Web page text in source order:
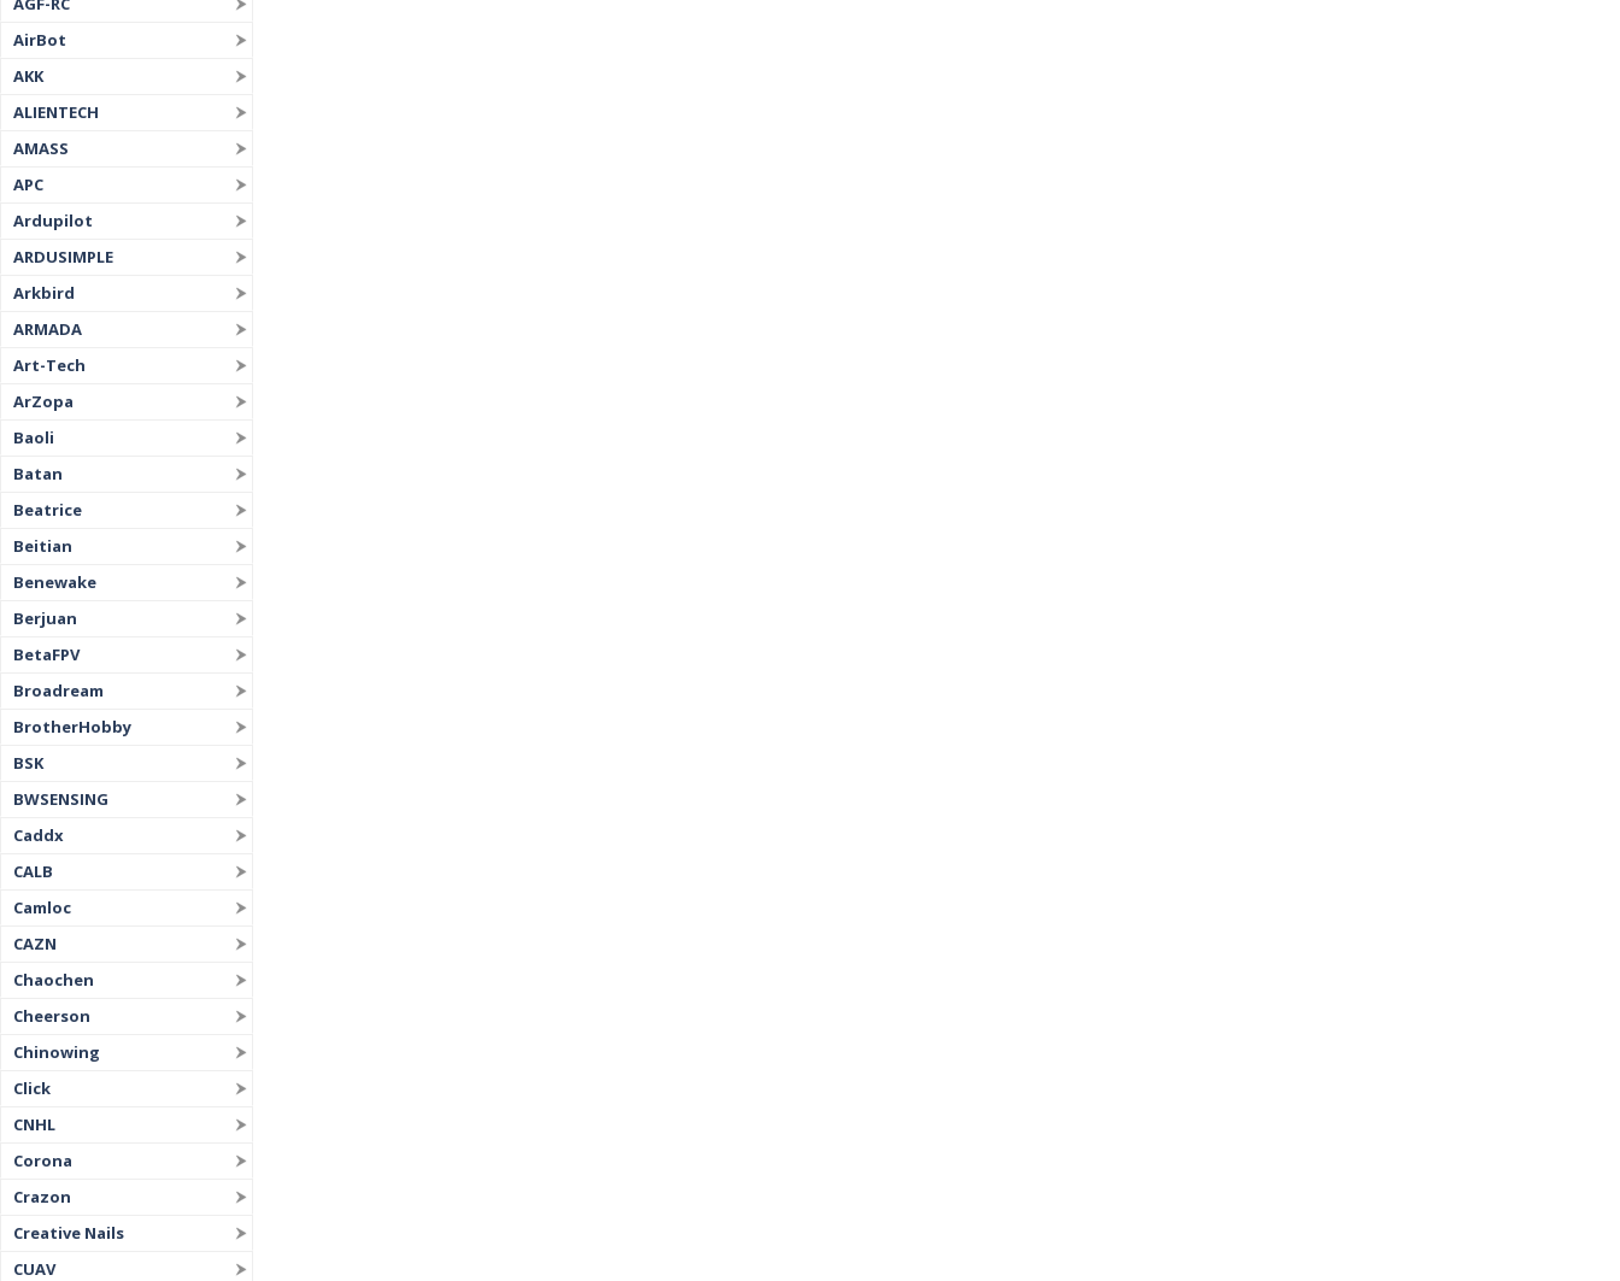
AirBot
AKK
ALIENTECH
AMASS
APC
Ardupilot
ARDUSIMPLE
Arkbird
ARMADA
Art-Tech
ArZopa
Baoli
Batan
Beatrice
Beitian
Benewake
Berjuan
BetaFPV
Broadream
BrotherHobby
BSK
BWSENSING
Caddx
CALB
Camloc
CAZN
Chaochen
Cheerson
Chinowing
Click
CNHL
Corona
Crazon
Creative Nails
CUAV